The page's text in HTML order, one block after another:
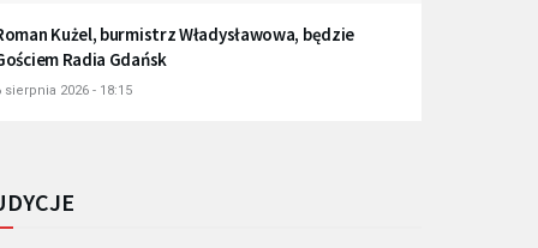
Kużel, burmistrz Władysławowa, będzie
Radia Gdańsk
sierpnia 2026 - 18:15